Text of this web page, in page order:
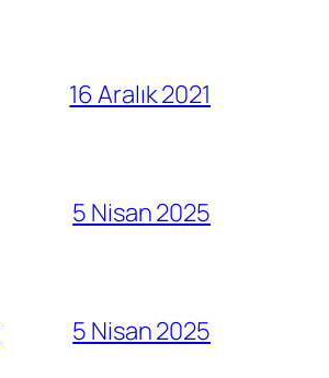
16 Aralık 2021
5 Nisan 2025
5 Nisan 2025